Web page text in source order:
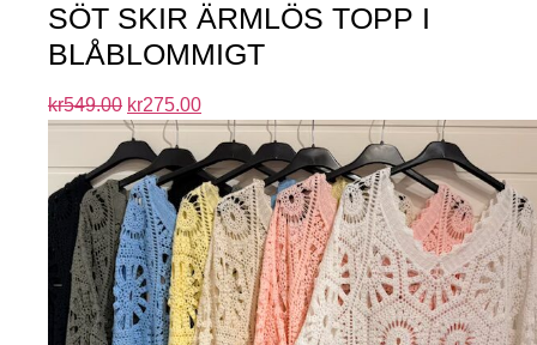
SÖT SKIR ÄRMLÖS TOPP I
BLÅBLOMMIGT
kr549.00 kr275.00